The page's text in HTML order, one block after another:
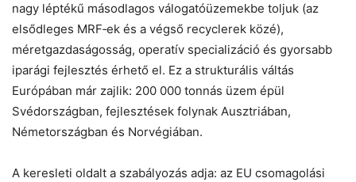
nagy léptékű másodlagos válogatóüzemekbe toljuk (az
elsődleges MRF‑ek és a végső recyclerek közé),
méretgazdaságosság, operatív specializáció és gyorsabb
iparági fejlesztés érhető el. Ez a strukturális váltás
Európában már zajlik: 200 000 tonnás üzem épül
Svédországban, fejlesztések folynak Ausztriában,
Németországban és Norvégiában.
A keresleti oldalt a szabályozás adja: az EU csomagolási